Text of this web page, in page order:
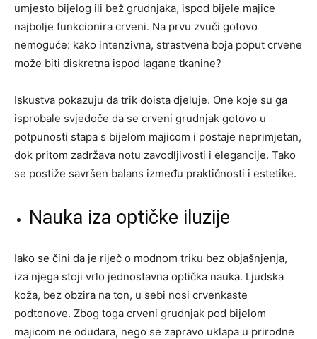
umjesto bijelog ili bež grudnjaka, ispod bijele majice
najbolje funkcionira crveni. Na prvu zvuči gotovo
nemoguće: kako intenzivna, strastvena boja poput crvene
može biti diskretna ispod lagane tkanine?
Iskustva pokazuju da trik doista djeluje. One koje su ga
isprobale svjedoče da se crveni grudnjak gotovo u
potpunosti stapa s bijelom majicom i postaje neprimjetan,
dok pritom zadržava notu zavodljivosti i elegancije. Tako
se postiže savršen balans između praktičnosti i estetike.
Nauka iza optičke iluzije
Iako se čini da je riječ o modnom triku bez objašnjenja,
iza njega stoji vrlo jednostavna optička nauka. Ljudska
koža, bez obzira na ton, u sebi nosi crvenkaste
podtonove. Zbog toga crveni grudnjak pod bijelom
majicom ne odudara, nego se zapravo uklapa u prirodne